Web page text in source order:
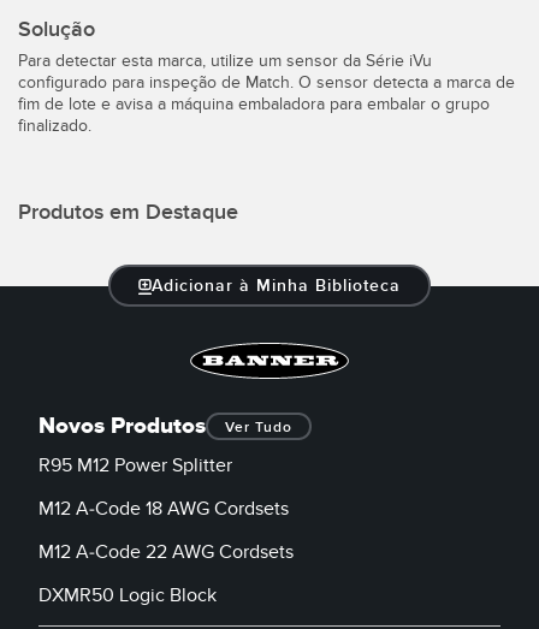
Sensores de Marca de Registro, Cor e Luminescência
Pick-to-Light Sensors
Condition Monitoring Sensors
Vibration Sensors
Conversores
SOFTWARE
Overall Equipment Effectiveness (OEE)
Monitoramento de Nível de Tanques
Lavação
Solução
Para detectar esta marca, utilize um sensor da Série iVu
configurado para inspeção de Match. O sensor detecta a marca de
fim de lote e avisa a máquina embaladora para embalar o grupo
finalizado.
Produtos em Destaque
Adicionar à Minha Biblioteca
Novos Produtos Ver Tudo
R95 M12 Power Splitter
M12 A-Code 18 AWG Cordsets
M12 A-Code 22 AWG Cordsets
DXMR50 Logic Block